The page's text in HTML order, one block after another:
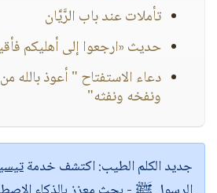
تأملات عند باب الرَّيَّان
حديث «ارجعوا إلى أهليكم
دعاء الاستفتاح " أعوذ بالله
ونفخه ونفثه"
جديد الكلم الطيب:اكتشف خدمة